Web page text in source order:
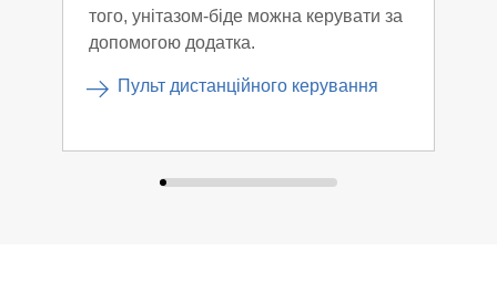
того, унітазом-біде можна керувати за
допомогою додатка.
Пульт дистанційного керування